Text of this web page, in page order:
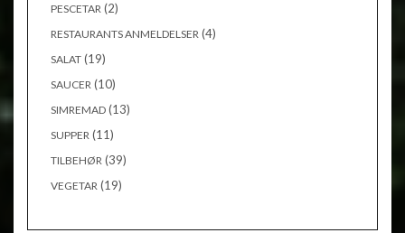
PESCETAR (2)
RESTAURANTS ANMELDELSER (4)
SALAT (19)
SAUCER (10)
SIMREMAD (13)
SUPPER (11)
TILBEHØR (39)
VEGETAR (19)